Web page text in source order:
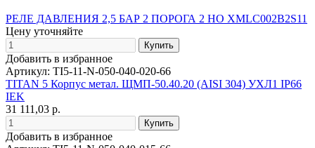
РЕЛЕ ДАВЛЕНИЯ 2,5 БАР 2 ПОРОГА 2 НО XMLC002B2S11
Цену уточняйте
Добавить в избранное
Артикул: TI5-11-N-050-040-020-66
TITAN 5 Корпус метал. ЩМП-50.40.20 (AISI 304) УХЛ1 IP66
IEK
31 111,03 р.
Добавить в избранное